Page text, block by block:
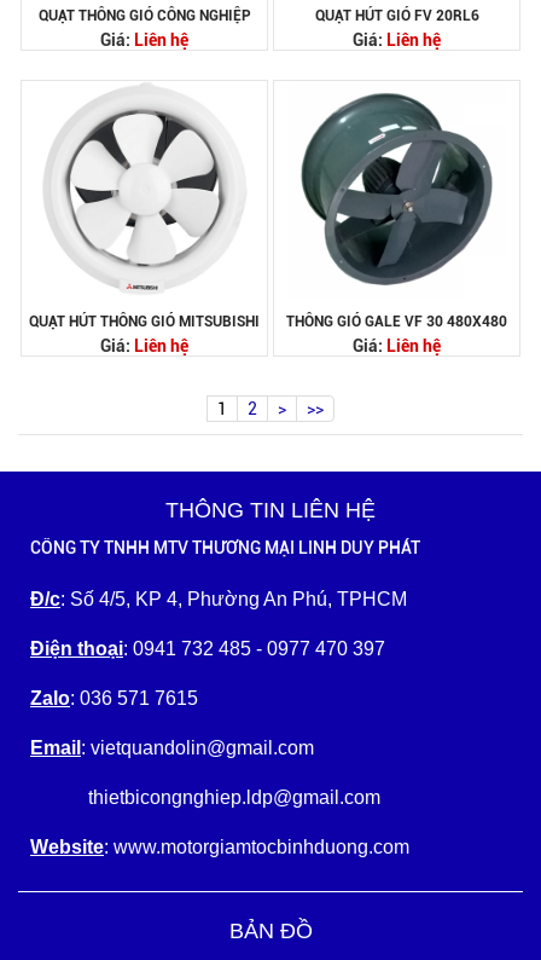
QUẠT THÔNG GIÓ CÔNG NGHIỆP
Giá: Liên hệ
QUẠT HÚT GIÓ FV 20RL6
Giá: Liên hệ
QUẠT HÚT THÔNG GIÓ MITSUBISHI
Giá: Liên hệ
THÔNG GIÓ GALE VF 30 480X480
Giá: Liên hệ
1 2 > >>
THÔNG TIN LIÊN HỆ
CÔNG TY TNHH MTV THƯƠNG MẠI LINH DUY PHÁT
Đ/c: Số 4/5, KP 4, Phường An Phú, TPHCM
Điện thoại: 0941 732 485 - 0977 470 397
Zalo: 036 571 7615
Email : vietquandolin@gmail.com
thietbicongnghiep.ldp@gmail.com
Website: www.motorgiamtocbinhduong.com
BẢN ĐỒ